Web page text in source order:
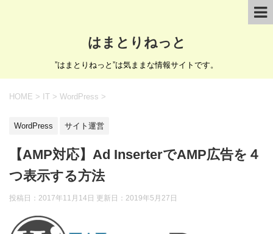
はまとりねっと
”はまとりねっと”は気ままな情報サイトです。
HOME > IT > WordPress >
WordPress サイト運営
【AMP対応】Ad InserterでAMP広告を４
つ表示する方法
投稿日：2017年11月14日 更新日： 2019年5月27日